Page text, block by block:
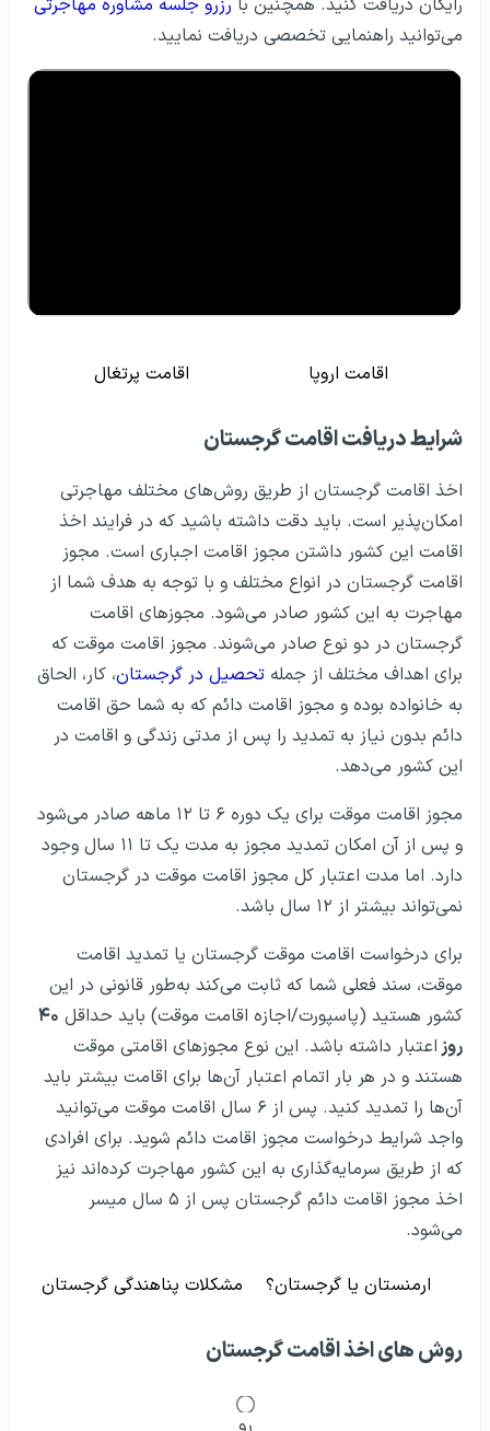
رایگان دریافت کنید. همچنین با رزرو جلسه مشاوره مهاجرتی
می‌توانید راهنمایی تخصصی دریافت نمایید.
اقامت اروپا اقامت پرتغال
شرایط دریافت اقامت گرجستان
اخذ اقامت گرجستان از طریق روش‌های مختلف مهاجرتی
امکان‌پذیر است. باید دقت داشته باشید که در فرایند اخذ
اقامت این کشور داشتن مجوز اقامت اجباری است. مجوز
اقامت گرجستان در انواع مختلف و با توجه به هدف شما از
مهاجرت به این کشور صادر می‌شود. مجوزهای اقامت
گرجستان در دو نوع صادر می‌شوند. مجوز اقامت موقت که
برای اهداف مختلف از جمله تحصیل در گرجستان، کار، الحاق
به خانواده بوده و مجوز اقامت دائم که به شما حق اقامت
دائم بدون نیاز به تمدید را پس از مدتی زندگی و اقامت در
این کشور می‌دهد.
مجوز اقامت موقت برای یک دوره ۶ تا ۱۲ ماهه صادر می‌شود
و پس از آن امکان تمدید مجوز به مدت یک تا ۱۱ سال وجود
دارد. اما مدت اعتبار کل مجوز اقامت موقت در گرجستان
نمی‌تواند بیشتر از ۱۲ سال باشد.
برای درخواست اقامت موقت گرجستان یا تمدید اقامت
موقت، سند فعلی شما که ثابت می‌کند به‌طور قانونی در این
کشور هستید (پاسپورت/اجازه اقامت موقت) باید حداقل ۴۰
روزاعتبار داشته باشد. این نوع مجوزهای اقامتی موقت
هستند و در هر بار اتمام اعتبار آن‌ها برای اقامت بیشتر باید
آن‌ها را تمدید کنید. پس از ۶ سال اقامت موقت می‌توانید
واجد شرایط درخواست مجوز اقامت دائم شوید. برای افرادی
که از طریق سرمایه‌گذاری به این کشور مهاجرت کرده‌اند نیز
اخذ مجوز اقامت دائم گرجستان پس از ۵ سال میسر
می‌شود.
ارمنستان یا گرجستان؟ مشکلات پناهندگی گرجستان
روش‌‌ های اخذ اقامت گرجستان